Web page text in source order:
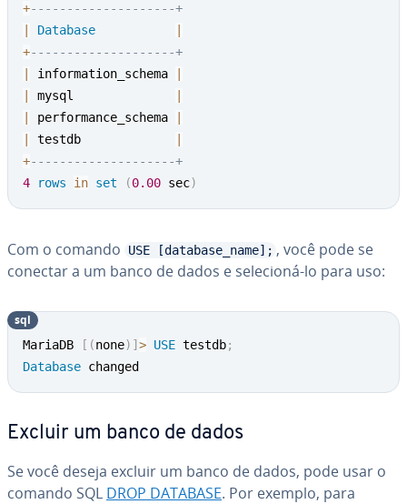
+--------------------+
Database
+--------------------+
information_schema
mysql
performance_schema
testdb
+--------------------+
4
rows in set (0.00 sec)
Com o comando USE [database_name]; , você pode se
conectar a um banco de dados e selecioná-lo para uso:
MariaDB [ (none) ] > USE testdb;
Database changed
sql
Excluir um banco de dados
Se você deseja excluir um banco de dados, pode usar o
comando SQL DROP DATABASE. Por exemplo, para